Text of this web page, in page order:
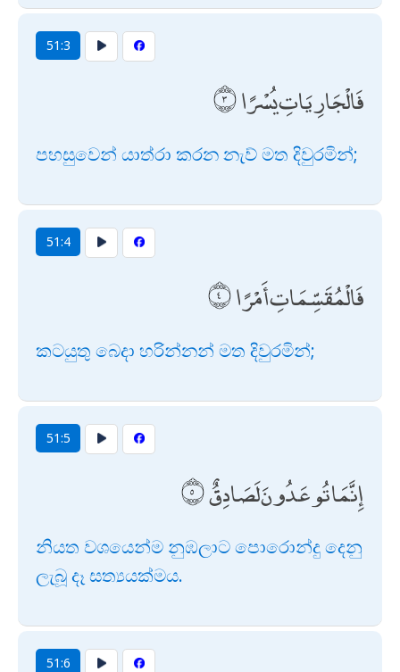
51:3
فَالْجَارِيَاتِ يُسْرًا
පහසුවෙන් යාත්රා කරන නැව් මත දිවුරමින්;
51:4
فَالْمُقَسِّمَاتِ أَمْرًا
කටයුතු බෙදා හරින්නන් මත දිවුරමින්;
51:5
إِنَّمَا تُوعَدُونَ لَصَادِقٌ
නියත වශයෙන්ම නුඹලාට පොරොන්දු දෙනු
ලැබූ දෑ සත්‍යයක්මය.
51:6